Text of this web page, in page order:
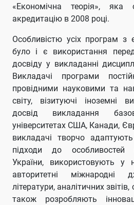
«Економічна теорія», яка
акредитацію в 2008 році.
Особливістю усіх програм
було і є використання
досвіду у викладанні
Викладачі програми
провідними науковими та
світу, візитуючі іноземні
досвід викладання
університетах США, Канади,
викладачі творчо адаптують
підходи до особливостей
України, використовують у
авторитетні міжнародні
літератури, аналітичних
також розробляють